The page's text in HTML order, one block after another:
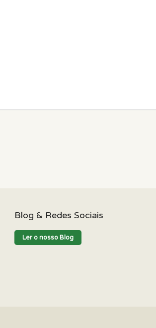
Blog & Redes Sociais
Ler o nosso Blog